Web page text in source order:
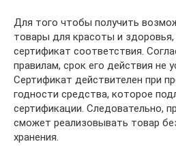
Для того чтобы получить
товары для красоты и
сертификат соответствия.
правилам, срок его действия не
Сертификат действителен при
годности средства, которое
сертификации. Следовательно,
сможет реализовывать товар
хранения.